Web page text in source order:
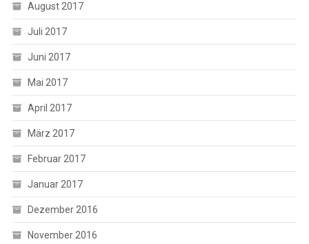
August 2017
Juli 2017
Juni 2017
Mai 2017
April 2017
März 2017
Februar 2017
Januar 2017
Dezember 2016
November 2016